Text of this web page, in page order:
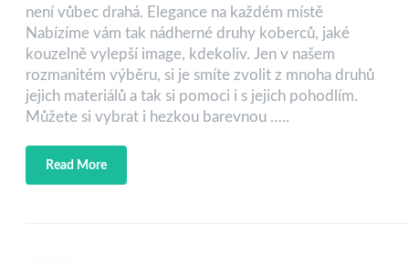
není vůbec drahá. Elegance na každém místě
Nabízíme vám tak nádherné druhy koberců, jaké
kouzelně vylepší image, kdekoliv. Jen v našem
rozmanitém výběru, si je smíte zvolit z mnoha druhů
jejich materiálů a tak si pomoci i s jejich pohodlím.
Můžete si vybrat i hezkou barevnou …..
Read More